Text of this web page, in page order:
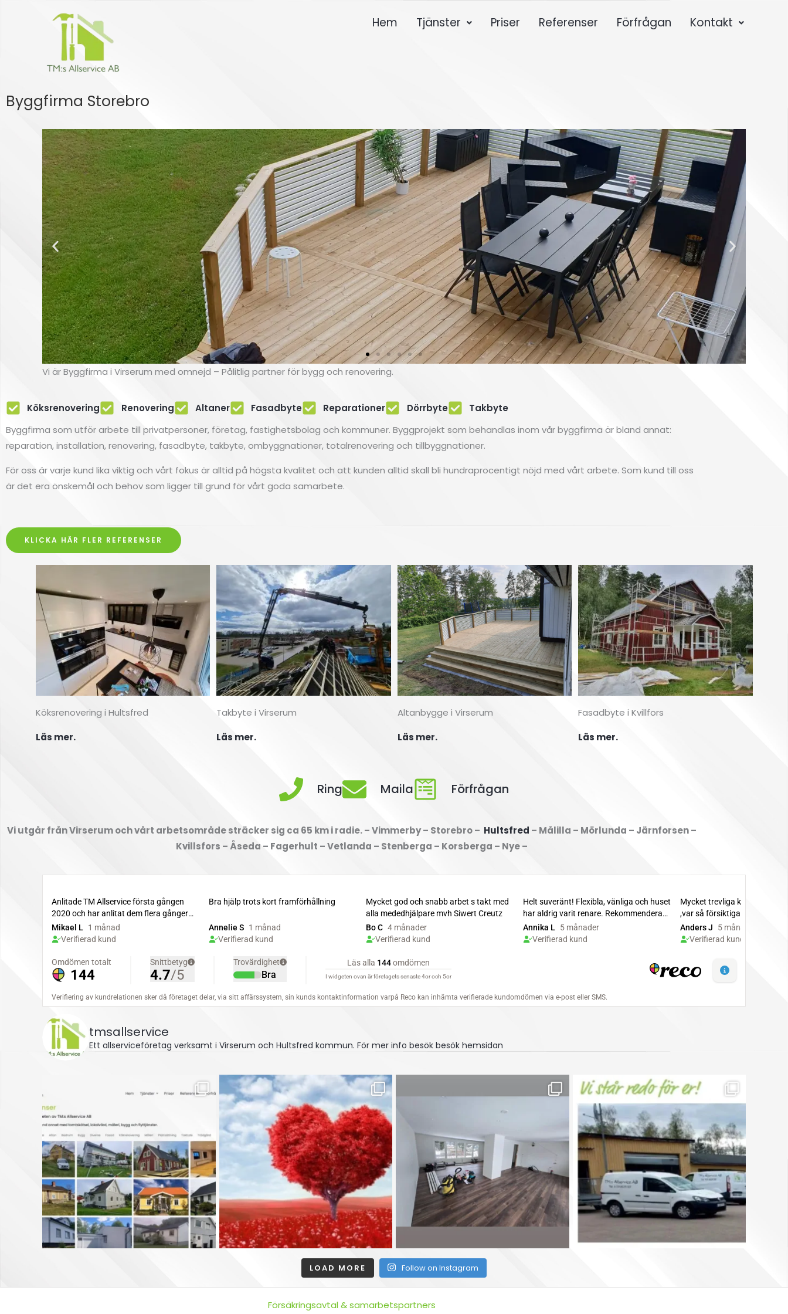
Hem Tjänster Priser Referenser Förfrågan Kontakt
Byggfirma Storebro
Renovering
av fasad
Fasadbyte i Virserum
Klicka här
Vi är Byggfirma i Virserum med omnejd – Pålitlig partner för bygg och renovering.
Köksrenovering Renovering Altaner Fasadbyte Reparationer Dörrbyte
Takbyte
Byggfirma som utför arbete till privatpersoner, företag, fastighetsbolag och kommuner. Byggprojekt som behandlas inom vår byggfirma är bland annat:
reparation, installation, renovering, fasadbyte, takbyte, ombyggnationer, totalrenovering och tillbyggnationer.
För oss är varje kund lika viktig och vårt fokus är alltid på högsta kvalitet och att kunden alltid skall bli hundraprocentigt nöjd med vårt arbete. Som kund till oss
är det era önskemål och behov som ligger till grund för vårt goda samarbete.
KLICKA HÄR FLER REFERENSER
Köksrenovering i Hultsfred
Läs mer.
Takbyte i Virserum
Läs mer.
Altanbygge i Virserum
Läs mer.
Fasadbyte i Kvillfors
Läs mer.
Ring Maila Förfrågan
Vi utgår från Virserum och vårt arbetsområde sträcker sig ca 65 km i radie. – Vimmerby – Storebro – Hultsfred – Målilla – Mörlunda – Järnforsen –
Kvillsfors – Åseda – Fagerhult – Vetlanda – Stenberga – Korsberga – Nye –
tmsallservice
Ett allserviceföretag verksamt i Virserum och Hultsfred kommun. För mer info besök besök hemsidan
LOAD MORE Follow on Instagram
Försäkringsavtal & samarbetspartners